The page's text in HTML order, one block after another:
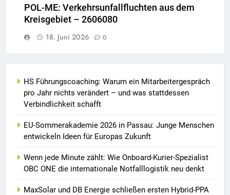
POL-ME: Verkehrsunfallfluchten aus dem
Kreisgebiet – 2606080
18. Juni 2026
0
HS Führungscoaching: Warum ein Mitarbeitergespräch
pro Jahr nichts verändert – und was stattdessen
Verbindlichkeit schafft
EU-Sommerakademie 2026 in Passau: Junge Menschen
entwickeln Ideen für Europas Zukunft
Wenn jede Minute zählt: Wie Onboard-Kurier-Spezialist
OBC ONE die internationale Notfalllogistik neu denkt
MaxSolar und DB Energie schließen ersten Hybrid-PPA